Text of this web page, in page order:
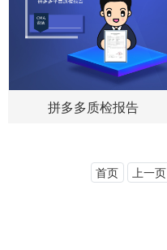
拼多多质检报告
首页 上一页